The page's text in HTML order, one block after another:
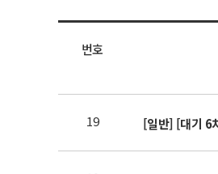
번호
19 [일반] [대기 6